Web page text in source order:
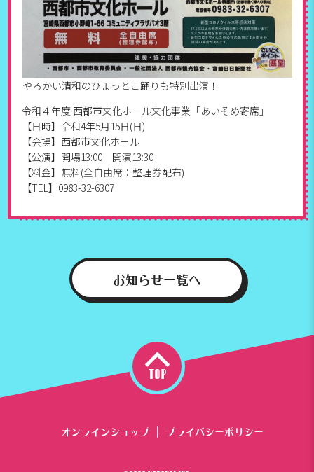
やろかい清和のひょっとこ踊りも特別出演！
令和４年度 西都市文化ホール文化事業「あいそめ寄席」
【日時】令和4年5月15日(日)
【会場】西都市文化ホール
【公演】開場13:00 開演13:30
【料金】無料(全自由席：整理券配布)
【TEL】0983-32-6307
お知らせ一覧へ
top
オンラインショップ | プライバシーポリシー